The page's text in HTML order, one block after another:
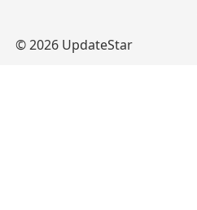
© 2026 UpdateStar